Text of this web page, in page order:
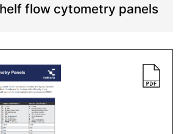
flow cytometry panels